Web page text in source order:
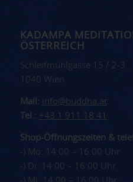
KADAMPA
ÖSTERREICH
Schleifmühlgasse 15 / 2-3
1040 Wien
Mail: info@buddha.at
Tel.: +43 1 911 18 41
Shop-Öffnungszeiten &
-) Mo: 14:00 – 16:00 Uhr
-) Di: 14:00 – 16:00 Uhr